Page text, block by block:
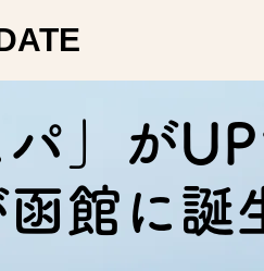
パ」が
館に誕